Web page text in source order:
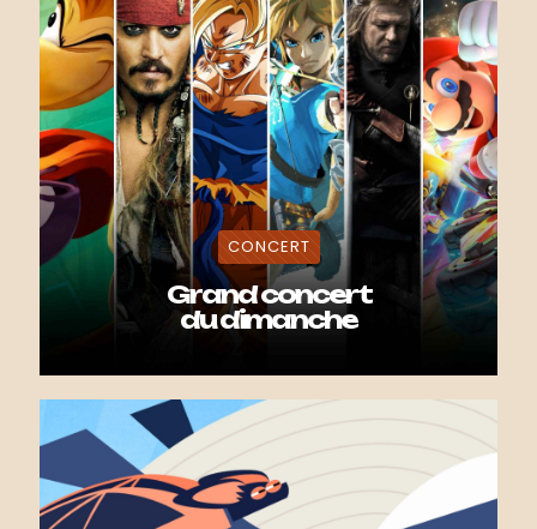
CONCERT
Grand concert
du dimanche